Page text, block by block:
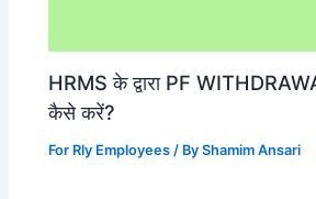
HRMS के द्वारा PF
कैसे करें?
For Rly Employees / ByShamim Ansari